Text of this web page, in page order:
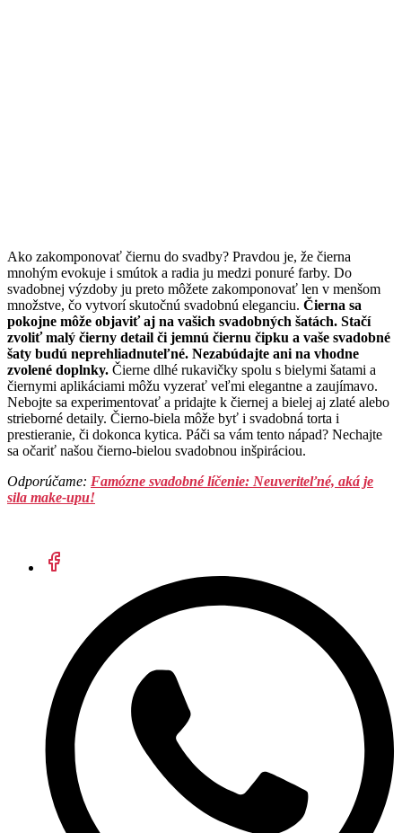
Ako zakomponovať čiernu do svadby? Pravdou je, že čierna
mnohým evokuje i smútok a radia ju medzi ponuré farby. Do
svadobnej výzdoby ju preto môžete zakomponovať len v menšom
množstve, čo vytvorí skutočnú svadobnú eleganciu. Čierna sa
pokojne môže objaviť aj na vašich svadobných šatách. Stačí
zvoliť malý čierny detail či jemnú čiernu čipku a vaše svadobné
šaty budú neprehliadnuteľné. Nezabúdajte ani na vhodne
zvolené doplnky. Čierne dlhé rukavičky spolu s bielymi šatami a
čiernymi aplikáciami môžu vyzerať veľmi elegantne a zaujímavo.
Nebojte sa experimentovať a pridajte k čiernej a bielej aj zlaté alebo
strieborné detaily. Čierno-biela môže byť i svadobná torta i
prestieranie, či dokonca kytica. Páči sa vám tento nápad? Nechajte
sa očariť našou čierno-bielou svadobnou inšpiráciou.
Odporúčame: Famózne svadobné líčenie: Neuveriteľné, aká je
sila make-upu!